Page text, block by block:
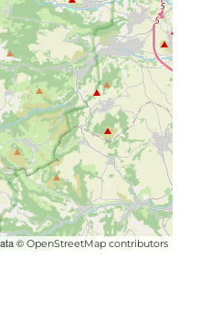
© OpenStreetMap contributors